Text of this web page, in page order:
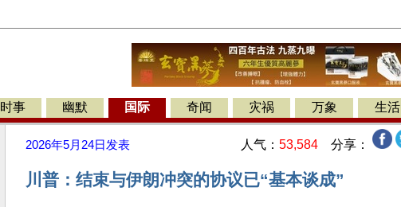
时事 幽默 国际 奇闻 灾祸 万象 生活
2026年5月24日 发表 人气： 53,584 分享：
川普：结束与伊朗冲突的协议已“基本谈成”